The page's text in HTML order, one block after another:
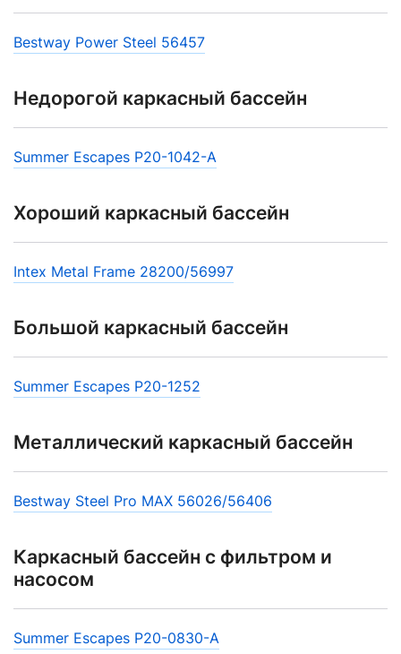
Bestway Power Steel 56457
Недорогой каркасный бассейн
Summer Escapes P20-1042-A
Хороший каркасный бассейн
Intex Metal Frame 28200/56997
Большой каркасный бассейн
Summer Escapes P20-1252
Металлический каркасный бассейн
Bestway Steel Pro MAX 56026/56406
Каркасный бассейн с фильтром и
насосом
Summer Escapes Р20-0830-A